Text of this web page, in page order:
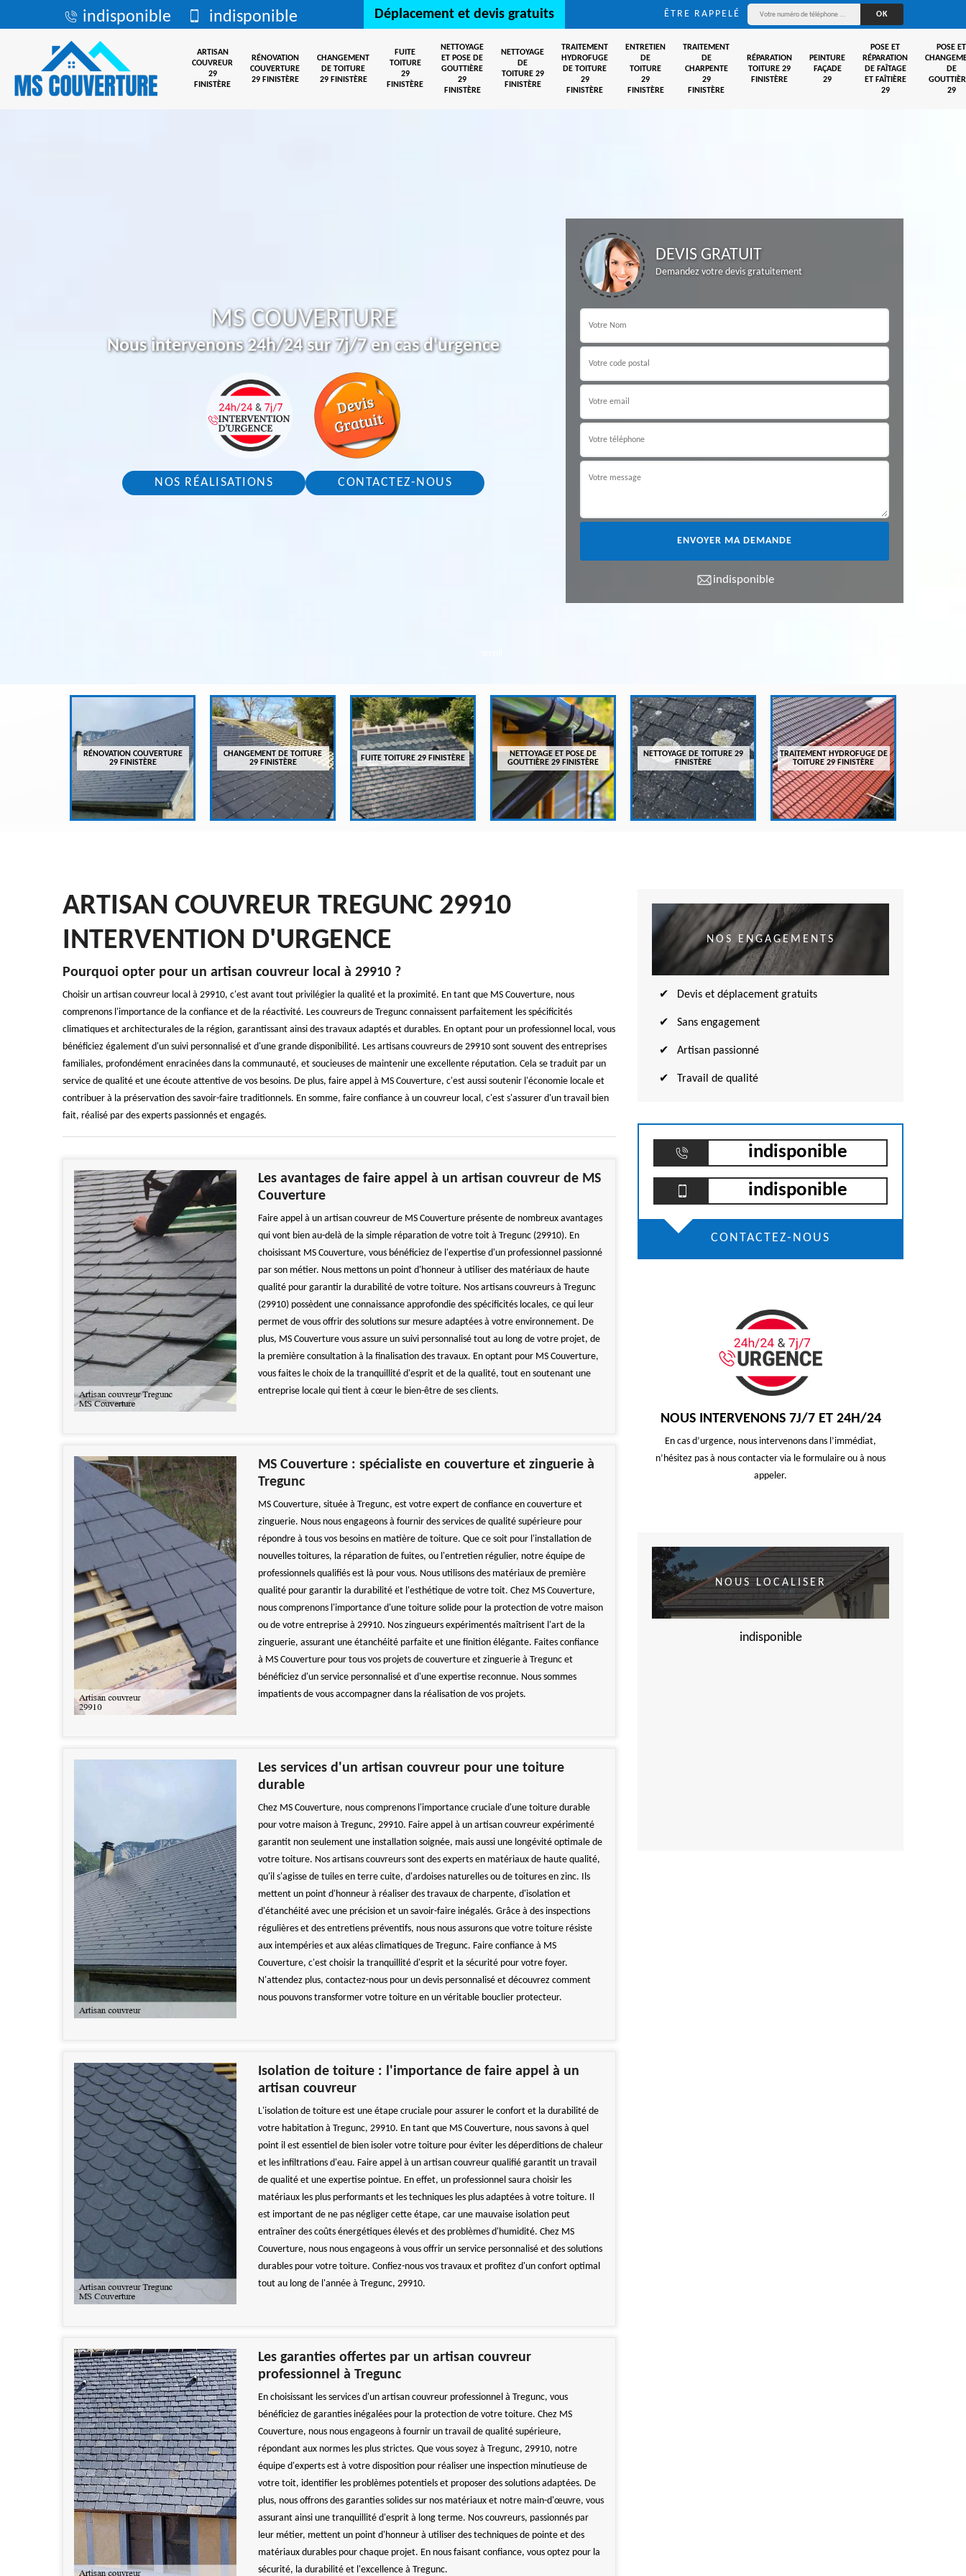
indisponible indisponible Déplacement et devis gratuits ÊTRE RAPPELÉ
ARTISAN
COUVREUR
29
FINISTÈRE
RÉNOVATION
COUVERTURE
29 FINISTÈRE
CHANGEMENT
DE TOITURE
29 FINISTÈRE
FUITE
TOITURE
29
FINISTÈRE
NETTOYAGE
ET POSE DE
GOUTTIÈRE
29
FINISTÈRE
NETTOYAGE
DE
TOITURE 29
FINISTÈRE
TRAITEMENT
HYDROFUGE
DE TOITURE
29
FINISTÈRE
ENTRETIEN
DE
TOITURE
29
FINISTÈRE
TRAITEMENT
DE
CHARPENTE
29
FINISTÈRE
RÉPARATION
TOITURE 29
FINISTÈRE
PEINTURE
FAÇADE
29
POSE ET
RÉPARATION
DE FAÎTAGE
ET FAÎTIÈRE
29
POSE ET
DE
29
MS COUVERTURE
Nous intervenons 24h/24 sur 7j/7 en cas d'urgence
NOS RÉALISATIONS CONTACTEZ-NOUS
DEVIS GRATUIT
Demandez votre devis gratuitement
indisponible
RÉNOVATION COUVERTURE
29 FINISTÈRE
CHANGEMENT DE TOITURE
29 FINISTÈRE
FUITE TOITURE 29 FINISTÈRE
NETTOYAGE ET POSE DE
GOUTTIÈRE 29 FINISTÈRE
NETTOYAGE DE TOITURE 29
FINISTÈRE
TRAITEMENT HYDROFUGE DE
TOITURE 29 FINISTÈRE
ARTISAN COUVREUR TREGUNC 29910
INTERVENTION D'URGENCE
Pourquoi opter pour un artisan couvreur local à 29910 ?
Choisir un artisan couvreur local à 29910, c'est avant tout privilégier la qualité et la proximité. En tant que MS Couverture, nous
comprenons l'importance de la confiance et de la réactivité. Les couvreurs de Tregunc connaissent parfaitement les spécificités
climatiques et architecturales de la région, garantissant ainsi des travaux adaptés et durables. En optant pour un professionnel local, vous
bénéficiez également d'un suivi personnalisé et d'une grande disponibilité. Les artisans couvreurs de 29910 sont souvent des entreprises
familiales, profondément enracinées dans la communauté, et soucieuses de maintenir une excellente réputation. Cela se traduit par un
service de qualité et une écoute attentive de vos besoins. De plus, faire appel à MS Couverture, c'est aussi soutenir l'économie locale et
contribuer à la préservation des savoir-faire traditionnels. En somme, faire confiance à un couvreur local, c'est s'assurer d'un travail bien
fait, réalisé par des experts passionnés et engagés.
Les avantages de faire appel à un artisan couvreur de MS
Couverture
Faire appel à un artisan couvreur de MS Couverture présente de nombreux avantages
qui vont bien au-delà de la simple réparation de votre toit à Tregunc (29910). En
choisissant MS Couverture, vous bénéficiez de l'expertise d'un professionnel passionné
par son métier. Nous mettons un point d'honneur à utiliser des matériaux de haute
qualité pour garantir la durabilité de votre toiture. Nos artisans couvreurs à Tregunc
(29910) possèdent une connaissance approfondie des spécificités locales, ce qui leur
permet de vous offrir des solutions sur mesure adaptées à votre environnement. De
plus, MS Couverture vous assure un suivi personnalisé tout au long de votre projet, de
la première consultation à la finalisation des travaux. En optant pour MS Couverture,
vous faites le choix de la tranquillité d'esprit et de la qualité, tout en soutenant une
entreprise locale qui tient à cœur le bien-être de ses clients.
MS Couverture : spécialiste en couverture et zinguerie à
Tregunc
MS Couverture, située à Tregunc, est votre expert de confiance en couverture et
zinguerie. Nous nous engageons à fournir des services de qualité supérieure pour
répondre à tous vos besoins en matière de toiture. Que ce soit pour l'installation de
nouvelles toitures, la réparation de fuites, ou l'entretien régulier, notre équipe de
professionnels qualifiés est là pour vous. Nous utilisons des matériaux de première
qualité pour garantir la durabilité et l'esthétique de votre toit. Chez MS Couverture,
nous comprenons l'importance d'une toiture solide pour la protection de votre maison
ou de votre entreprise à 29910. Nos zingueurs expérimentés maîtrisent l'art de la
zinguerie, assurant une étanchéité parfaite et une finition élégante. Faites confiance
à MS Couverture pour tous vos projets de couverture et zinguerie à Tregunc et
bénéficiez d'un service personnalisé et d'une expertise reconnue. Nous sommes
impatients de vous accompagner dans la réalisation de vos projets.
Les services d'un artisan couvreur pour une toiture
durable
Chez MS Couverture, nous comprenons l'importance cruciale d'une toiture durable
pour votre maison à Tregunc, 29910. Faire appel à un artisan couvreur expérimenté
garantit non seulement une installation soignée, mais aussi une longévité optimale de
votre toiture. Nos artisans couvreurs sont des experts en matériaux de haute qualité,
qu'il s'agisse de tuiles en terre cuite, d'ardoises naturelles ou de toitures en zinc. Ils
mettent un point d'honneur à réaliser des travaux de charpente, d'isolation et
d'étanchéité avec une précision et un savoir-faire inégalés. Grâce à des inspections
régulières et des entretiens préventifs, nous nous assurons que votre toiture résiste
aux intempéries et aux aléas climatiques de Tregunc. Faire confiance à MS
Couverture, c'est choisir la tranquillité d'esprit et la sécurité pour votre foyer.
N'attendez plus, contactez-nous pour un devis personnalisé et découvrez comment
nous pouvons transformer votre toiture en un véritable bouclier protecteur.
Isolation de toiture : l'importance de faire appel à un
artisan couvreur
L'isolation de toiture est une étape cruciale pour assurer le confort et la durabilité de
votre habitation à Tregunc, 29910. En tant que MS Couverture, nous savons à quel
point il est essentiel de bien isoler votre toiture pour éviter les déperditions de chaleur
et les infiltrations d'eau. Faire appel à un artisan couvreur qualifié garantit un travail
de qualité et une expertise pointue. En effet, un professionnel saura choisir les
matériaux les plus performants et les techniques les plus adaptées à votre toiture. Il
est important de ne pas négliger cette étape, car une mauvaise isolation peut
entraîner des coûts énergétiques élevés et des problèmes d'humidité. Chez MS
Couverture, nous nous engageons à vous offrir un service personnalisé et des solutions
durables pour votre toiture. Confiez-nous vos travaux et profitez d'un confort optimal
tout au long de l'année à Tregunc, 29910.
Les garanties offertes par un artisan couvreur
professionnel à Tregunc
En choisissant les services d'un artisan couvreur professionnel à Tregunc, vous
bénéficiez de garanties inégalées pour la protection de votre toiture. Chez MS
Couverture, nous nous engageons à fournir un travail de qualité supérieure,
répondant aux normes les plus strictes. Que vous soyez à Tregunc, 29910, notre
équipe d'experts est à votre disposition pour réaliser une inspection minutieuse de
votre toit, identifier les problèmes potentiels et proposer des solutions adaptées. De
plus, nous offrons des garanties solides sur nos matériaux et notre main-d'œuvre, vous
assurant ainsi une tranquillité d'esprit à long terme. Nos couvreurs, passionnés par
leur métier, mettent un point d'honneur à utiliser des techniques de pointe et des
matériaux durables pour chaque projet. En nous faisant confiance, vous optez pour la
sécurité, la durabilité et l'excellence à Tregunc.
NOS ENGAGEMENTS
Devis et déplacement gratuits
Sans engagement
Artisan passionné
Travail de qualité
indisponible
indisponible
CONTACTEZ-NOUS
NOUS INTERVENONS 7J/7 ET 24H/24
En cas d’urgence, nous intervenons dans l’immédiat,
n’hésitez pas à nous contacter via le formulaire ou à nous
appeler.
NOUS LOCALISER
indisponible